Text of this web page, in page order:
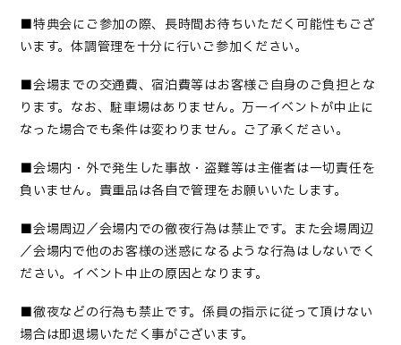
■特典会にご参加の際、長時間お待ちいただく可能性もござ
います。体調管理を十分に行いご参加ください。
■会場までの交通費、宿泊費等はお客様ご自身のご負担とな
ります。なお、駐車場はありません。万一イベントが中止に
なった場合でも条件は変わりません。ご了承ください。
■会場内・外で発生した事故・盗難等は主催者は一切責任を
負いません。貴重品は各自で管理をお願いいたします。
■会場周辺／会場内での徹夜行為は禁止です。また会場周辺
／会場内で他のお客様の迷惑になるような行為はしないでく
ださい。イベント中止の原因となります。
■徹夜などの行為も禁止です。係員の指示に従って頂けない
場合は即退場いただく事がございます。